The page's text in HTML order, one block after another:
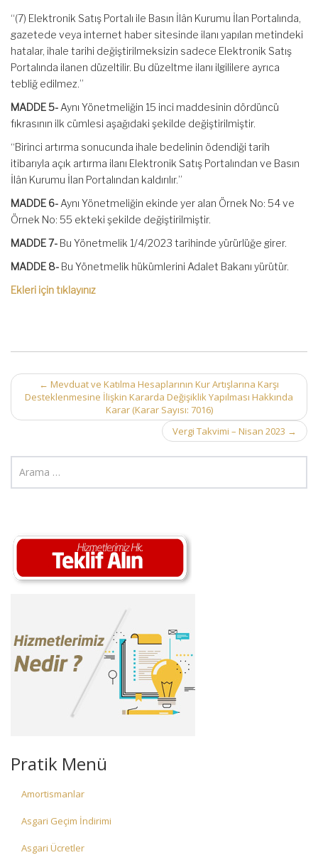
“(7) Elektronik Satış Portalı ile Basın İlân Kurumu İlan Portalında,
gazetede veya internet haber sitesinde ilanı yapılan metindeki
hatalar, ihale tarihi değiştirilmeksizin sadece Elektronik Satış
Portalında ilanen düzeltilir. Bu düzeltme ilanı ilgililere ayrıca
tebliğ edilmez.”
MADDE 5- Aynı Yönetmeliğin 15 inci maddesinin dördüncü
fıkrasının ilk cümlesi aşağıdaki şekilde değiştirilmiştir.
“Birinci artırma sonucunda ihale bedelinin ödendiği tarih
itibarıyla açık artırma ilanı Elektronik Satış Portalından ve Basın
İlân Kurumu İlan Portalından kaldırılır.”
MADDE 6- Aynı Yönetmeliğin ekinde yer alan Örnek No: 54 ve
Örnek No: 55 ekteki şekilde değiştirilmiştir.
MADDE 7- Bu Yönetmelik 1/4/2023 tarihinde yürürlüğe girer.
MADDE 8- Bu Yönetmelik hükümlerini Adalet Bakanı yürütür.
Ekleri için tıklayınız
Post
navigation
← Mevduat ve Katılma Hesaplarının Kur Artışlarına Karşı
Desteklenmesine İlişkin Kararda Değişiklik Yapılması Hakkında
Karar (Karar Sayısı: 7016)
Vergi Takvimi – Nisan 2023 →
Pratik Menü
Amortismanlar
Asgari Geçim İndirimi
Asgari Ücretler